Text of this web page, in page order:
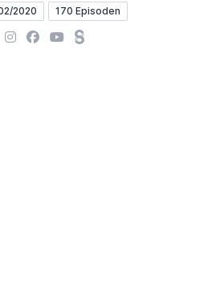
2020 170 Episoden
Instagram
Facebook
YouTubeSteady